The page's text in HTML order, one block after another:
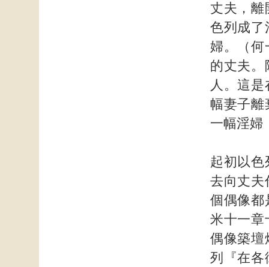
丈夫，離
色列成了
婦。（何
的丈夫。
人。這
幅妻子離
一幅淫婦
起初以色
去向丈夫
個偶像都
米十一章
偶像築壇
列『在各